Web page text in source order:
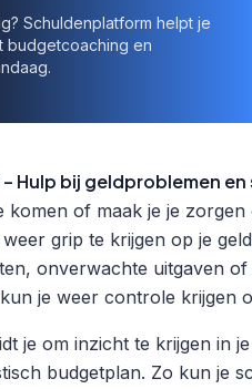
Schuldenplatform helpt je
budgetcoaching en
Hulp bij geldproblemen
komen of maak je je
grip te krijgen op je
onverwachte uitgaven
je weer controle krijgen
je om inzicht te krijgen in
budgetplan. Zo kun je